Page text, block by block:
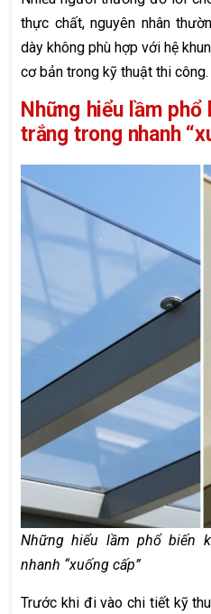
thực chất, nguyên nhân
dày không phù hợp với hệ
cơ bản trong kỹ thuật thi công.
Những hiểu lầm
trắng trong nhanh
Những hiểu lầm phổ biến
nhanh “xuống cấp”
Trước khi đi vào chi tiết kỹ